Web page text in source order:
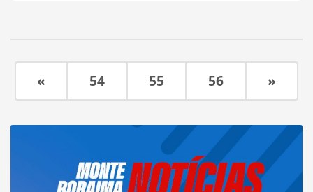
« 54 55 56 »